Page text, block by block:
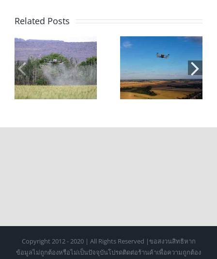
Related Posts
สอบใบอนุญาตบิน
โดรน 2026: ขั้น
ตอน ค่าใช้จ่าย
โดรนเพื่อ
การเกษตร: 7 ข้อดี
และประโยชน์ที่
ช่วยลดต้นทุนและ
Copyright 2012 - 2020 | All Rights Reserved |ขอสงวนสิทธิหาก
ข้อมูลไม่ถูกต้องหรือไม่เป็นปัจจุบันโปรดติดต่อร้านค้าเพื่อความถูกต้อง